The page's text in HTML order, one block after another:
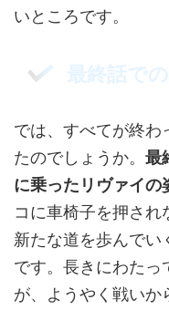
いところです。
最終話で
では、すべてが終わ
たのでしょうか。 最
に乗ったリヴァイの
コに車椅子を押され
新たな道を歩んでい
です。長きにわたっ
が、ようやく戦いか